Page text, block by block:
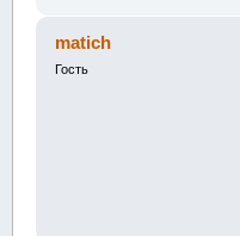
matich
Гость